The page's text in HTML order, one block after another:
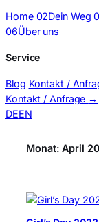
Home 02Dein Weg
06Über uns
Service
Blog Kontakt /
Kontakt / Anfrage →
DEEN
Monat:April